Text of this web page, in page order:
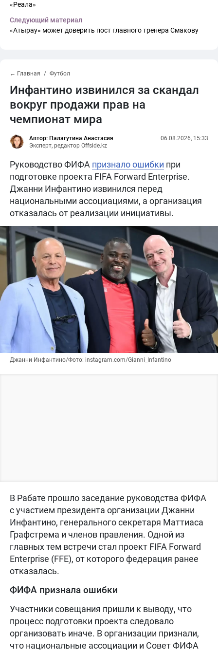
«Реала»
Следующий материал
«Атырау» может доверить пост главного тренера Смакову
← Главная Футбол
Инфантино извинился за скандал
вокруг продажи прав на
чемпионат мира
Автор: Палагутина Анастасия
Эксперт, редактор Offside.kz
06.08.2026, 15:33
Руководство ФИФА признало ошибки при
подготовке проекта FIFA Forward Enterprise.
Джанни Инфантино извинился перед
национальными ассоциациями, а организация
отказалась от реализации инициативы.
Джанни Инфантино/Фото: instagram.com/Gianni_Infantino
В Рабате прошло заседание руководства ФИФА
с участием президента организации Джанни
Инфантино, генерального секретаря Маттиаса
Графстрема и членов правления. Одной из
главных тем встречи стал проект FIFA Forward
Enterprise (FFE), от которого федерация ранее
отказалась.
ФИФА признала ошибки
Участники совещания пришли к выводу, что
процесс подготовки проекта следовало
организовать иначе. В организации признали,
что национальные ассоциации и Совет ФИФА